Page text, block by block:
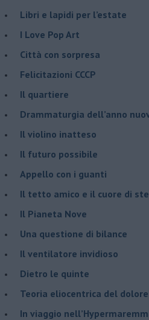
​Libri e lapidi per l’estate
​I Love Pop Art
Città con sorpresa
Felicitazioni CCCP
​Il quartiere
​Drammaturgia dell’anno
​Il violino inatteso
​Il futuro possibile
​Appello con i guanti
​Il tetto amico e il cuore di
​Il Pianeta Nove
​Una questione di bilance
​Il ventilatore invidioso
​Dietro le quinte
​Teoria eliocentrica del dolore
In viaggio